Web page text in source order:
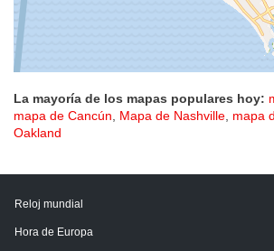
La mayoría de los mapas populares hoy:
mapa de Cancún, Mapa de Nashville, mapa
Oakland
Reloj mundial
Hora de Europa